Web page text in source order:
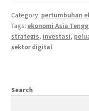
Category: pertumbuhan
Tags: ekonomi Asia
strategis, investasi,
sektor digital
Search